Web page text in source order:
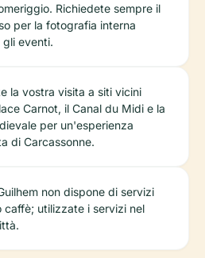
Richiedete sempre il
per la fotografia interna
eventi.
la vostra visita a siti vicini
Carnot, il Canal du Midi e la
per un'esperienza
di Carcassonne.
non dispone di servizi
caffè; utilizzate i servizi nel